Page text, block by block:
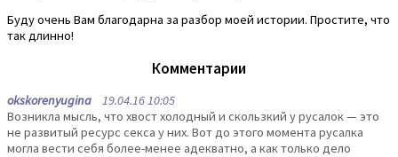
Буду очень Вам благодарна за разбор моей истории. Простите, что
так длинно!
Комментарии
okskorenyugina 19.04.16 10:05
Возникла мысль, что хвост холодный и скользкий у русалок — это
не развитый ресурс секса у них. Вот до этого момента русалка
могла вести себя более-менее адекватно, а как только дело